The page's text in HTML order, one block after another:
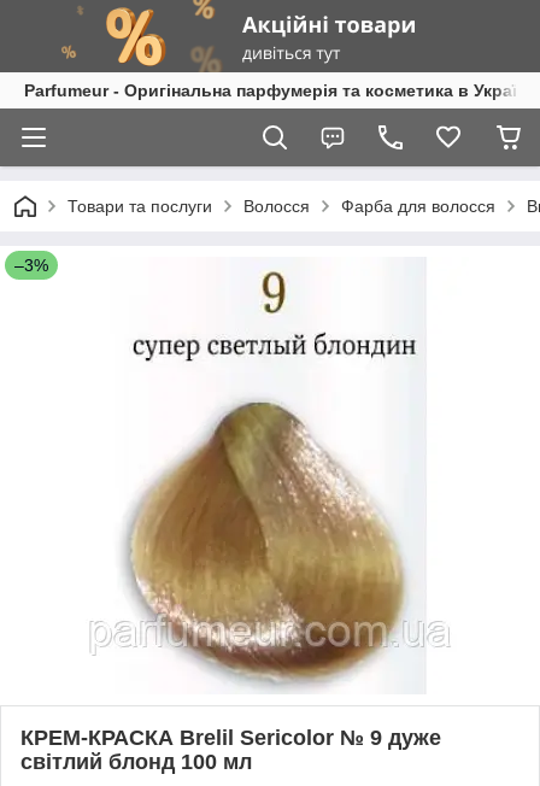
Parfumeur - Оригінальна парфумерія та косметика в Україні
Товари та послуги Волосся Фарба для волосся
–3%
КРЕМ-КРАСКА Brelil Sericolor № 9 дуже
світлий блонд 100 мл